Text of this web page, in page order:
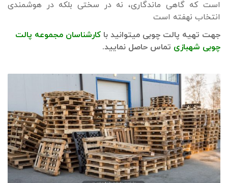
است که گاهی ماندگاری، نه در سختی بلکه در هوشمندی
انتخاب نهفته است
جهت تهیه پالت چوبی میتوانید با کارشناسان مجموعه پالت
چوبی شهبازی تماس حاصل نمایید.